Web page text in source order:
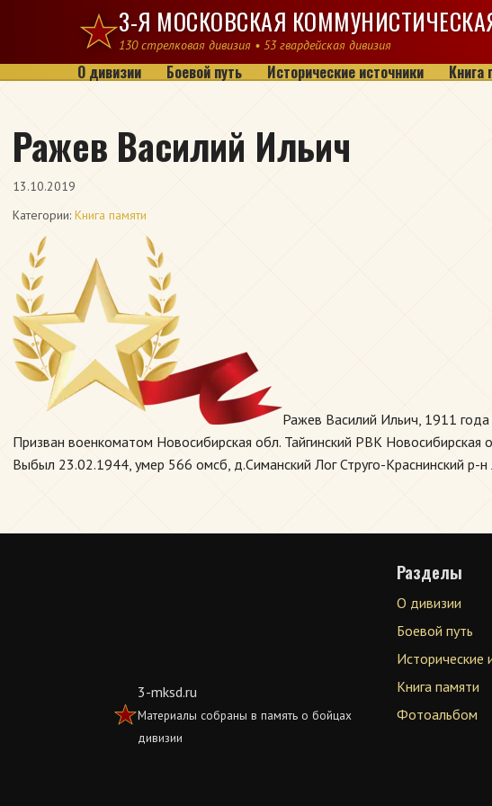
Перейти к содержимому3-Я МОСКОВСКАЯ
130 стрелковая дивизия • 53 гвардейская дивизия
О дивизии Боевой путь Исторические источники Книга
Ражев Василий Ильич
13.10.2019
Категории: Книга памяти
Ражев Василий Ильич, 1911
Призван военкоматом Новосибирская обл. Тайгинский РВК Новосибирская
Выбыл 23.02.1944, умер 566 омсб, д.Симанский Лог Струго-Краснинский р-н
3-mksd.ru
Материалы собраны в память о бойцах
дивизии
Разделы
О дивизии
Боевой путь
Исторические
Книга памяти
Фотоальбом